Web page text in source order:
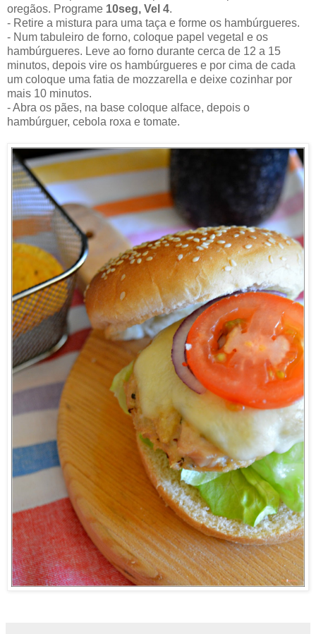
oregãos. Programe 10seg, Vel 4.
- Retire a mistura para uma taça e forme os hambúrgueres.
- Num tabuleiro de forno, coloque papel vegetal e os
hambúrgueres. Leve ao forno durante cerca de 12 a 15
minutos, depois vire os hambúrgueres e por cima de cada
um coloque uma fatia de mozzarella e deixe cozinhar por
mais 10 minutos.
- Abra os pães, na base coloque alface, depois o
hambúrguer, cebola roxa e tomate.